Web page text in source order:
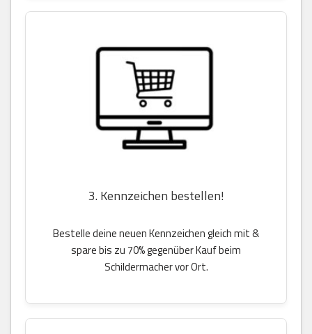
3. Kennzeichen bestellen!
Bestelle deine neuen Kennzeichen gleich mit &
spare bis zu 70% gegenüber Kauf beim
Schildermacher vor Ort.